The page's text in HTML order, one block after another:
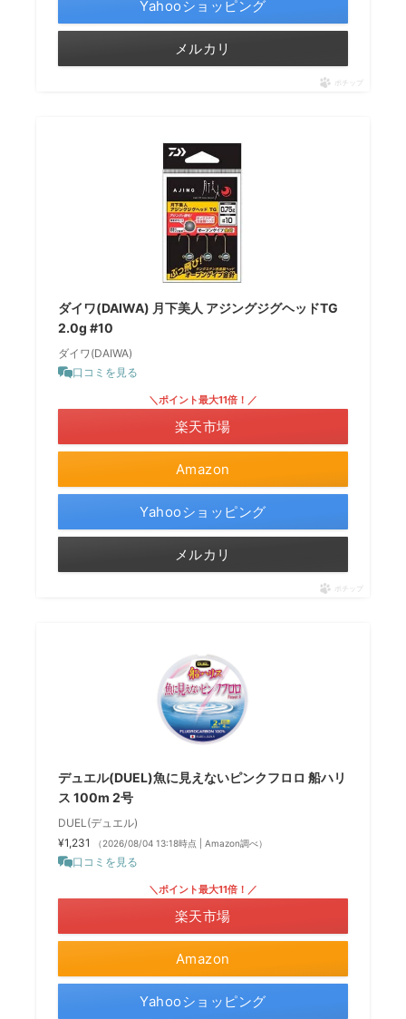
Yahooショッピング
メルカリ
ポチップ
ダイワ(DAIWA) 月下美人 アジングジグヘッドTG
2.0g #10
ダイワ(DAIWA)
口コミを見る
Amazon
＼ポイント最大11倍！／
楽天市場
Yahooショッピング
メルカリ
ポチップ
デュエル(DUEL)魚に見えないピンクフロロ 船ハリ
ス 100m 2号
DUEL(デュエル)
¥1,231
（2026/08/04 13:18時点 | Amazon調べ）
口コミを見る
Amazon
＼ポイント最大11倍！／
楽天市場
Yahooショッピング